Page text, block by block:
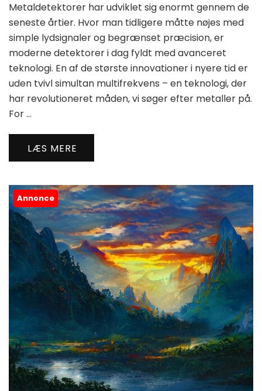
Metaldetektorer har udviklet sig enormt gennem de
seneste årtier. Hvor man tidligere måtte nøjes med
simple lydsignaler og begrænset præcision, er
moderne detektorer i dag fyldt med avanceret
teknologi. En af de største innovationer i nyere tid er
uden tvivl simultan multifrekvens – en teknologi, der
har revolutioneret måden, vi søger efter metaller på.
For …
LÆS MERE
Annonce